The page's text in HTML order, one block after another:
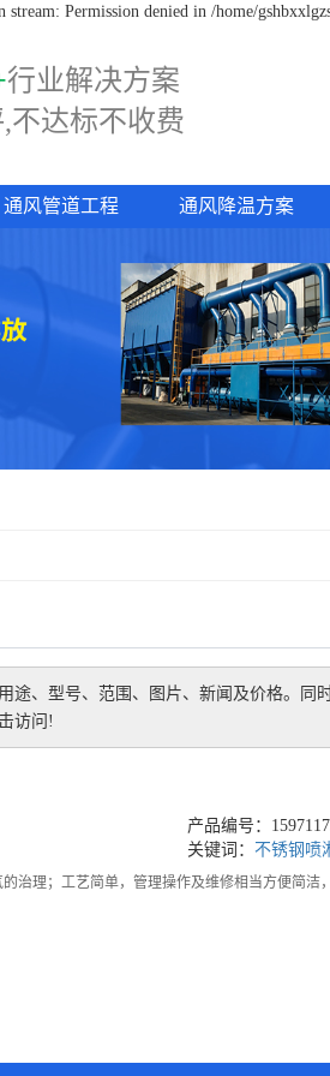
Permission denied in /home/
行业解决方案
不达标不收费
通风管道工程 通风降温方案
途、型号、范围、图片、新闻及价格。同
访问!
产品编号：
关键词： 不锈钢喷
治理；工艺简单，管理操作及维修相当方便简洁